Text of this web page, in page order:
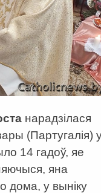
нарадзілася
(Партугалія)
14 гадоў, яе
яна
дома, у выніку